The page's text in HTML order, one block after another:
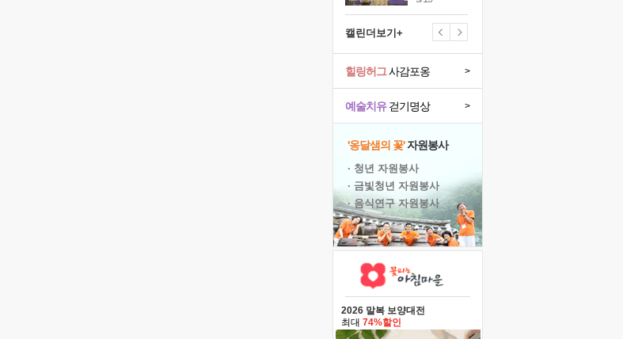
캘린더보기+
예술치유걷기명상 >
힐링허그사감포옹 >
'옹달샘의 꽃'자원봉사
· 청년 자원봉사
· 금빛청년 자원봉사
· 음식연구 자원봉사
2026 말복 보양대전
최대 74%할인